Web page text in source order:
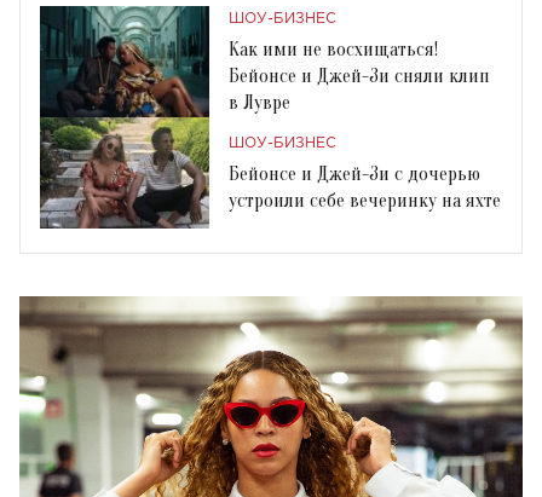
ШОУ-БИЗНЕС
Как ими не восхищаться!
Бейонсе и Джей-Зи сняли клип
в Лувре
ШОУ-БИЗНЕС
Бейонсе и Джей-Зи с дочерью
устроили себе вечеринку на яхте